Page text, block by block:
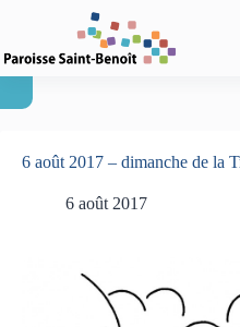
6 août 2017 – dimanche de la
6 août 2017